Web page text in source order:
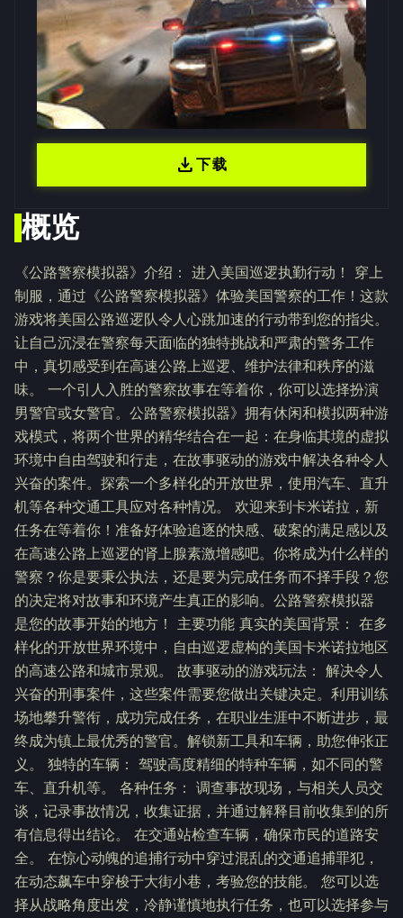
概览
《公路警察模拟器》介绍： 进入美国巡逻执勤行动！ 穿上
制服，通过《公路警察模拟器》体验美国警察的工作！这款
游戏将美国公路巡逻队令人心跳加速的行动带到您的指尖。
让自己沉浸在警察每天面临的独特挑战和严肃的警务工作
中，真切感受到在高速公路上巡逻、维护法律和秩序的滋
味。 一个引人入胜的警察故事在等着你，你可以选择扮演
男警官或女警官。公路警察模拟器》拥有休闲和模拟两种游
戏模式，将两个世界的精华结合在一起：在身临其境的虚拟
环境中自由驾驶和行走，在故事驱动的游戏中解决各种令人
兴奋的案件。探索一个多样化的开放世界，使用汽车、直升
机等各种交通工具应对各种情况。 欢迎来到卡米诺拉，新
任务在等着你！准备好体验追逐的快感、破案的满足感以及
在高速公路上巡逻的肾上腺素激增感吧。你将成为什么样的
警察？你是要秉公执法，还是要为完成任务而不择手段？您
的决定将对故事和环境产生真正的影响。公路警察模拟器
是您的故事开始的地方！ 主要功能 真实的美国背景： 在多
样化的开放世界环境中，自由巡逻虚构的美国卡米诺拉地区
的高速公路和城市景观。 故事驱动的游戏玩法： 解决令人
兴奋的刑事案件，这些案件需要您做出关键决定。利用训练
场地攀升警衔，成功完成任务，在职业生涯中不断进步，最
终成为镇上最优秀的警官。解锁新工具和车辆，助您伸张正
义。 独特的车辆： 驾驶高度精细的特种车辆，如不同的警
车、直升机等。 各种任务： 调查事故现场，与相关人员交
谈，记录事故情况，收集证据，并通过解释目前收集到的所
有信息得出结论。 在交通站检查车辆，确保市民的道路安
全。 在惊心动魄的追捕行动中穿过混乱的交通追捕罪犯，
在动态飙车中穿梭于大街小巷，考验您的技能。 您可以选
择从战略角度出发，冷静谨慎地执行任务，也可以选择参与
download下载